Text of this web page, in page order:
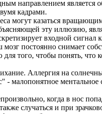
направлением является
кадрами.
могут казаться
эту иллюзию,
входной
мозг постоянно снимает
для того, чтобы понять, что
Аллергия на
- малопонятное
когда в нос
случаться и при